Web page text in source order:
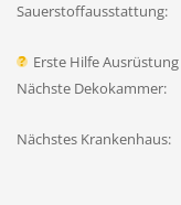
Sauerstoffausstattung:
Erste Hilfe Ausrüstung
Nächste Dekokammer:
Nächstes Krankenhaus: